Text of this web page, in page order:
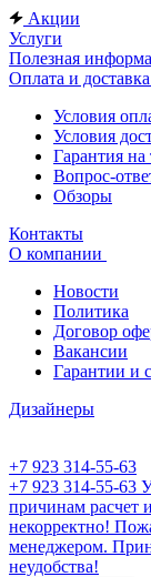
Акции
Услуги
Полезная
Оплата и доставка
Условия
Условия
Гарантия на
Вопрос-
Обзоры
Контакты
О компании
Новости
Политика
Договор
Вакансии
Гарантии и
Дизайнеры
+7 923 314-55-63
+7 923 314-55-63
причинам расчет
некорректно!
менеджером.
неудобства!